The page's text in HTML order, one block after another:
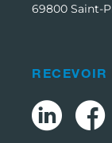
69800 Saint-